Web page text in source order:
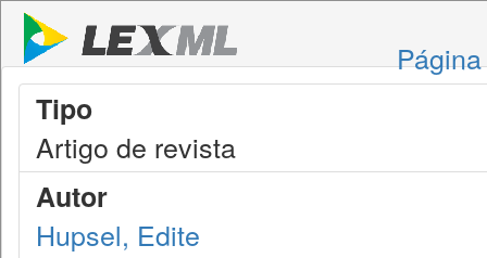
Tipo
Artigo de revista
Autor
Hupsel, Edite